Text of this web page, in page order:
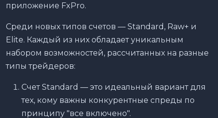
приложение FxPro.
Среди новых типов счетов — Standard, Raw+ и
Elite. Каждый из них обладает уникальным
набором возможностей, рассчитанных на разные
типы трейдеров:
Счет Standard — это идеальный вариант для
тех, кому важны конкурентные спреды по
принципу "все включено".